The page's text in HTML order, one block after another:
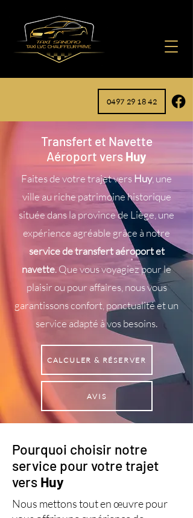
0497 29 18 42
Transfert et Navette
Aéroport vers Huy
Faites de votre trajet versHuy, une
ville au riche patrimoine historique
située dans la province de Liège, une
expérience agréable grâce à notre
service de transfert aéroport et
navette. Que vous voyagiez pour le
plaisir ou pour affaires, nous vous
garantissons confort, ponctualité et un
service adapté à vos besoins.
CALCULER & RÉSERVER
AVIS
Pourquoi choisir notre
service pour votre trajet
vers Huy
Nous mettons tout en œuvre pour